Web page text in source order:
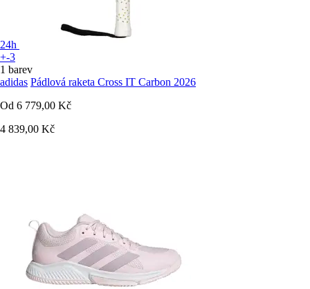
24h
+-3
1 barev
adidas Pádlová raketa Cross IT Carbon 2026
Od 6 779,00 Kč
4 839,00 Kč